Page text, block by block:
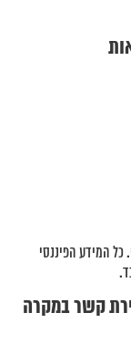
המידע הפיננסי
קשר במקרה